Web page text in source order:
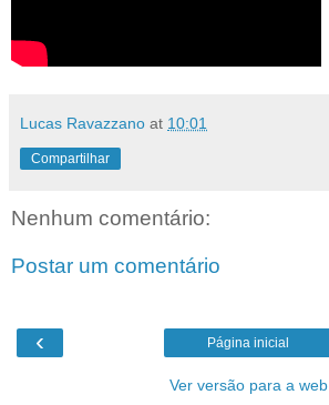
Lucas Ravazzano at 10:01
Compartilhar
Nenhum comentário:
Postar um comentário
‹ Página inicial
Ver versão para a web